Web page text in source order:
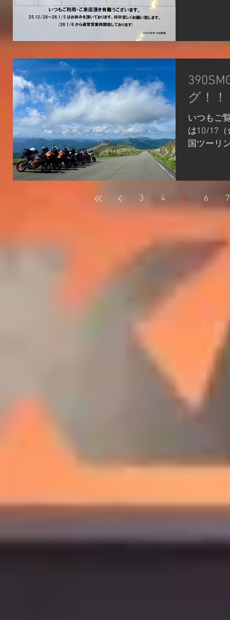
業時間11
お願いい
てはお盆
で、 気
お問い合
アはこち
KTM/
オート山
グ！！
いつもご
は10/17
国ツーリ
⛴で愛媛
ーは22
乗船でき
港までは
ンジフェ
快適です
楽しいか
30！！！
でしたが
向けて下
四国カル
3 4 5 6 7